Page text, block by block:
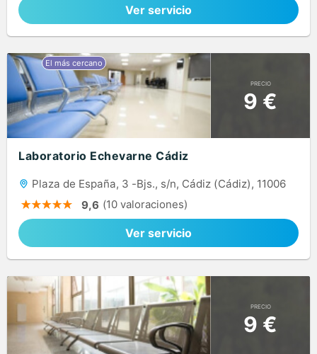
Ver servicio
PRECIO
9 €
Laboratorio Echevarne Cádiz
Plaza de España, 3 -Bjs., s/n, Cádiz (Cádiz), 11006
9,6 (10 valoraciones)
Ver servicio
PRECIO
9 €